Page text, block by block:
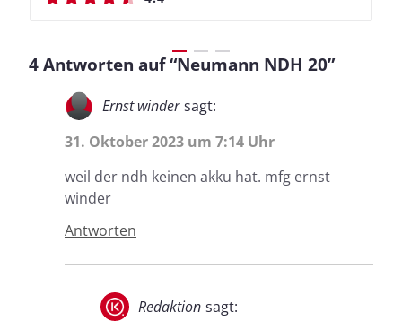
4 Antworten auf “Neumann NDH 20”
Ernst winder sagt:
31. Oktober 2023 um 7:14 Uhr
weil der ndh keinen akku hat. mfg ernst
winder
Antworten
Redaktion sagt: